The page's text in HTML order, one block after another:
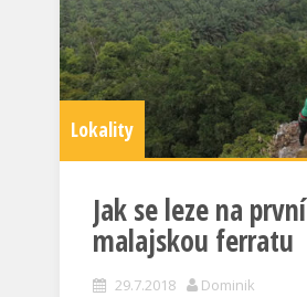
Lokality
Jak se leze na první
malajskou ferratu
29.7.2018 Dominik